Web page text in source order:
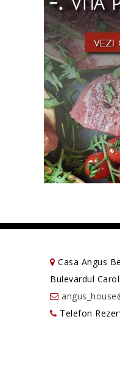
Casa Angus
Bulevardul
Telefon